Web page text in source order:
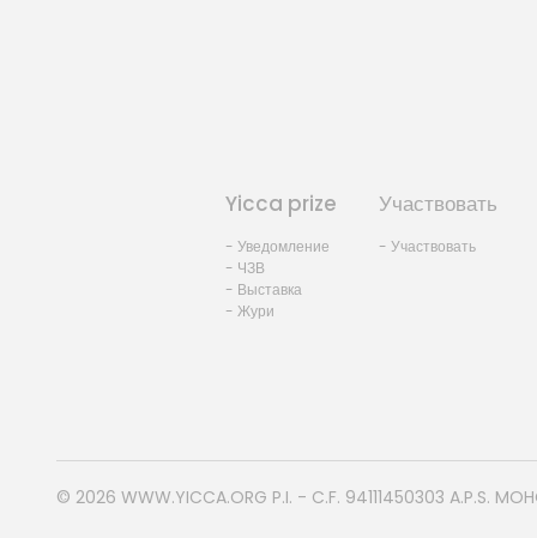
Yicca prize
- Уведомление
- ЧЗВ
- Выставка
- Жури
Участвовать
- Участвовать
© 2026 WWW.YICCA.ORG P.I. - C.F. 94111450303 A.P.S.